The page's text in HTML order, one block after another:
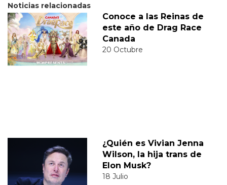
Noticias relacionadas
Conoce a las Reinas de
este año de Drag Race
Canada
20 Octubre
¿Quién es Vivian Jenna
Wilson, la hija trans de
Elon Musk?
18 Julio